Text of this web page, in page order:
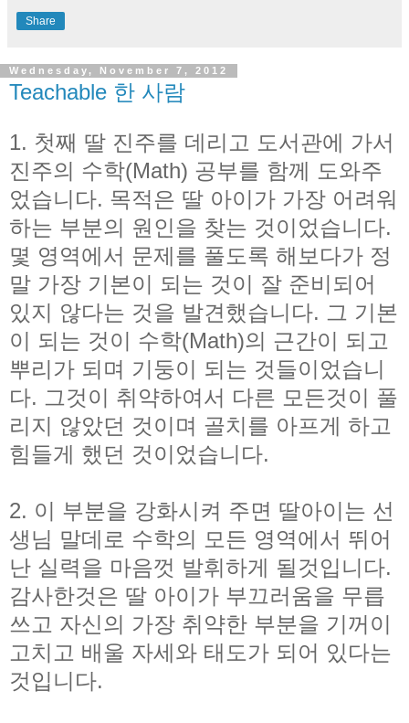
Share
Wednesday, November 7, 2012
Teachable 한 사람
1. 첫째 딸 진주를 데리고 도서관에 가서
진주의 수학(Math) 공부를 함께 도와주
었습니다. 목적은 딸 아이가 가장 어려워
하는 부분의 원인을 찾는 것이었습니다.
몇 영역에서 문제를 풀도록 해보다가 정
말 가장 기본이 되는 것이 잘 준비되어
있지 않다는 것을 발견했습니다. 그 기본
이 되는 것이 수학(Math)의 근간이 되고
뿌리가 되며 기둥이 되는 것들이었습니
다. 그것이 취약하여서 다른 모든것이 풀
리지 않았던 것이며 골치를 아프게 하고
힘들게 했던 것이었습니다.
2. 이 부분을 강화시켜 주면 딸아이는 선
생님 말데로 수학의 모든 영역에서 뛰어
난 실력을 마음껏 발휘하게 될것입니다.
감사한것은 딸 아이가 부끄러움을 무릅
쓰고 자신의 가장 취약한 부분을 기꺼이
고치고 배울 자세와 태도가 되어 있다는
것입니다.